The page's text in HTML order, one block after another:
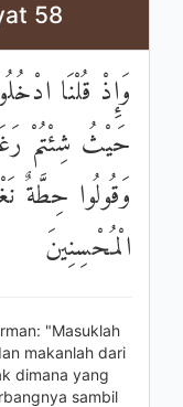
58
وَإِذْ قُلْنَا
حَيْثُ شِئْتُمْ
وَقُولُوا حِطَّةٌ
الْمُحْسِنِينَ
"Masuklah
makanlah dari
dimana yang
sambil